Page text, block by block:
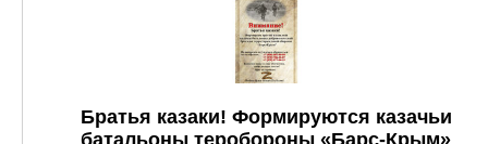
Братья казаки! Формируются казачьи